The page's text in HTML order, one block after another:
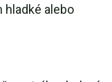
hladké alebo